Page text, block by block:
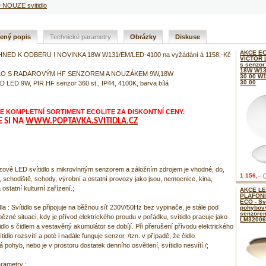
NOUZE svitidlo
popis Technické parametry Obrázky Diskuse
AKCE
VICTOR
s
18W
30 00
30 00
1 156,–
AKCE
ECO -
K ODBERU ! NOVINKA 18W W131/EM/LED-4100 na vyžádání á 1158,-Kč
S RADAROVÝM HF SENZOREM A NOUZÁKEM 9W,18W
LED 9W, PIR HF senzor 360 st., IP44, 4100K, barva bílá
KOMPLETNÍ SORTIMENT ECOLITE ZA DISKONTNÍ CENY.
SI NA WWW.POPTAVKA.SVITIDLA.CZ
LED svítidlo s mikrovlnným senzorem a záložním zdrojem je vhodné, do,
schodiště, schody, výrobní a ostatní provozy jako jsou, nemocnice, kina,
ostatní kulturní zařízení.;
: Svítidlo se připojuje na běžnou síť 230V/50Hz bez vypinače, je stále pod
situaci, kdy je přívod elektrického proudu v pořádku, svítidlo pracuje jako
s čidlem a vestavěný akumulátor se dobíjí. Při přerušení přívodu elektrického
rozsvítí a poté i nadále funguje senzor, /tzn. v případě, že čidlo
pohyb, nebo je v prostoru dostatek denního osvětlení, svítidlo nesvítí./;
: